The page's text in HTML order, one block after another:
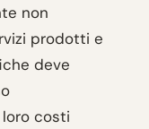
non
prodotti e
deve
costi